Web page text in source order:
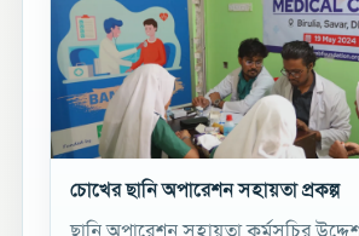
চোখের ছানি অপারেশন সহায়তা প্রকল্প